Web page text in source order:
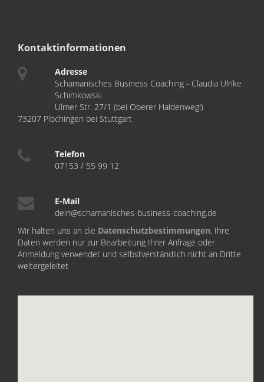
Kontaktinformationen
Adresse
Schamanisches Business Coaching - Claudia Ulrike
Schimkowski
Ulmer Str. 27/1 (bei Oberer Haldenweg!)
73207 Plochingen bei Stuttgart
Telefon
07153 / 55 99 12
E-Mail
dein@schamanisches-business-coaching.de
Wir halten uns an die Datenschutzbestimmungen. Ihre
Daten werden nur zur Bearbeitung Ihrer Anfrage oder
Anmeldung verwendet und selbstverständlich nicht an Dritte
weitergeleitet